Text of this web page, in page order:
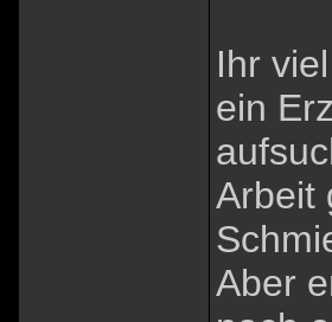
Ihr
ein
Arbeit
Aber